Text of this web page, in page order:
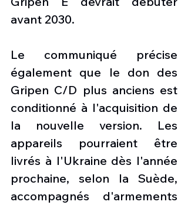
avant 2030.
Le communiqué précise
également que le don des
Gripen C/D plus anciens est
conditionné à l'acquisition de
la nouvelle version. Les
appareils pourraient être
livrés à l'Ukraine dès l'année
prochaine, selon la Suède,
accompagnés d'armements